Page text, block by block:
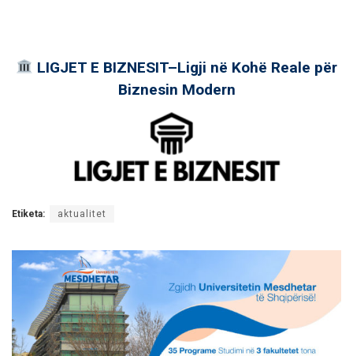
LIGJET E BIZNESIT–Ligji në Kohë Reale për
Biznesin Modern
Etiketa: aktualitet